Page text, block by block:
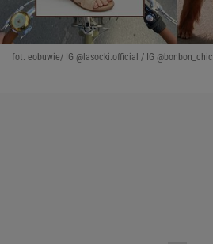
fot. eobuwie/ IG @lasocki.official / IG @bonbon_chic